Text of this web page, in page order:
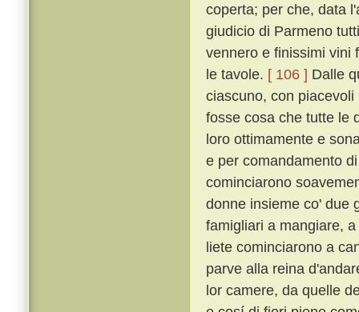
coperta; per che, data
giudicio di Parmeno
vennero e finissimi vini
le tavole. [ 106 ] Dalle
ciascuno, con
fosse cosa che tutte le
loro ottimamente e
e per comandamento
cominciarono
donne insieme co' due
famigliari a mangiare,
liete cominciarono a
parve alla reina
lor camere, da quelle